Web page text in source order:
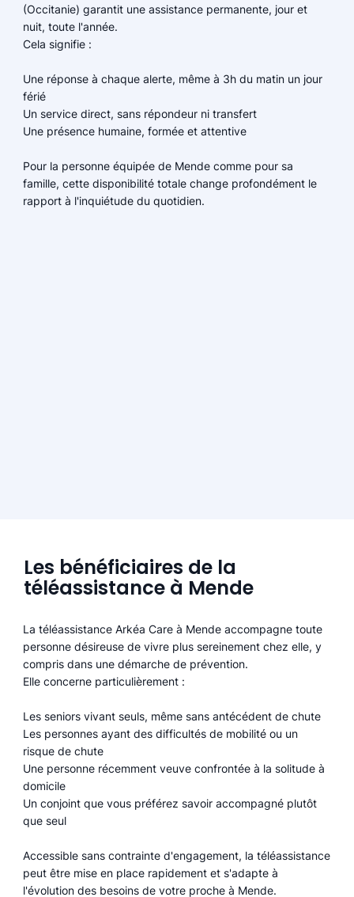
(Occitanie) garantit une assistance permanente, jour et
nuit, toute l'année.
Cela signifie :
Une réponse à chaque alerte, même à 3h du matin un jour
férié
Un service direct, sans répondeur ni transfert
Une présence humaine, formée et attentive
Pour la personne équipée de Mende comme pour sa
famille, cette disponibilité totale change profondément le
rapport à l'inquiétude du quotidien.
Les bénéficiaires de la
téléassistance à Mende
La téléassistance Arkéa Care à Mende accompagne toute
personne désireuse de vivre plus sereinement chez elle, y
compris dans une démarche de prévention.
Elle concerne particulièrement :
Les seniors vivant seuls, même sans antécédent de chute
Les personnes ayant des difficultés de mobilité ou un
risque de chute
Une personne récemment veuve confrontée à la solitude à
domicile
Un conjoint que vous préférez savoir accompagné plutôt
que seul
Accessible sans contrainte d'engagement, la téléassistance
peut être mise en place rapidement et s'adapte à
l'évolution des besoins de votre proche à Mende.